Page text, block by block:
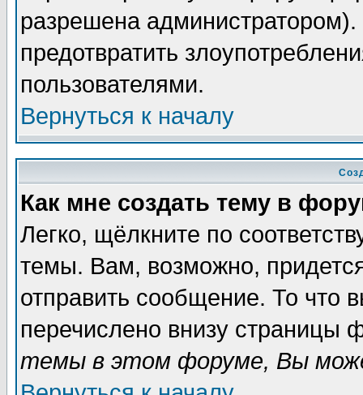
разрешена
предотвратить
пользователями.
Вернуться к началу
Как мне создать тему в
Легко, щёлкните по
темы. Вам, возможно,
отправить сообщение. То что
перечислено внизу страницы
темы в этом форуме, Вы